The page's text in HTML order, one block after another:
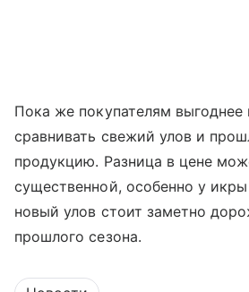
Пока же покупателям выгоднее
сравнивать свежий улов и
продукцию. Разница в цене
существенной, особенно у
новый улов стоит заметно
прошлого сезона.